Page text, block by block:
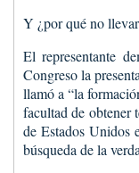
Y ¿por qué no
El representante
Congreso la
llamó a “la
facultad de obtener
de Estados Unidos
búsqueda de la